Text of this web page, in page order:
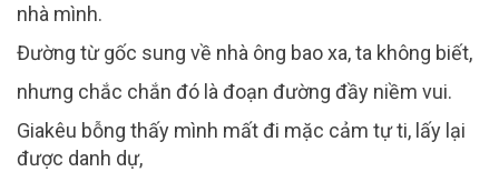
nhà mình.
Đường từ gốc sung về nhà ông bao xa, ta không biết,
nhưng chắc chắn đó là đoạn đường đầy niềm vui.
Giakêu bỗng thấy mình mất đi mặc cảm tự ti, lấy lại
được danh dự,